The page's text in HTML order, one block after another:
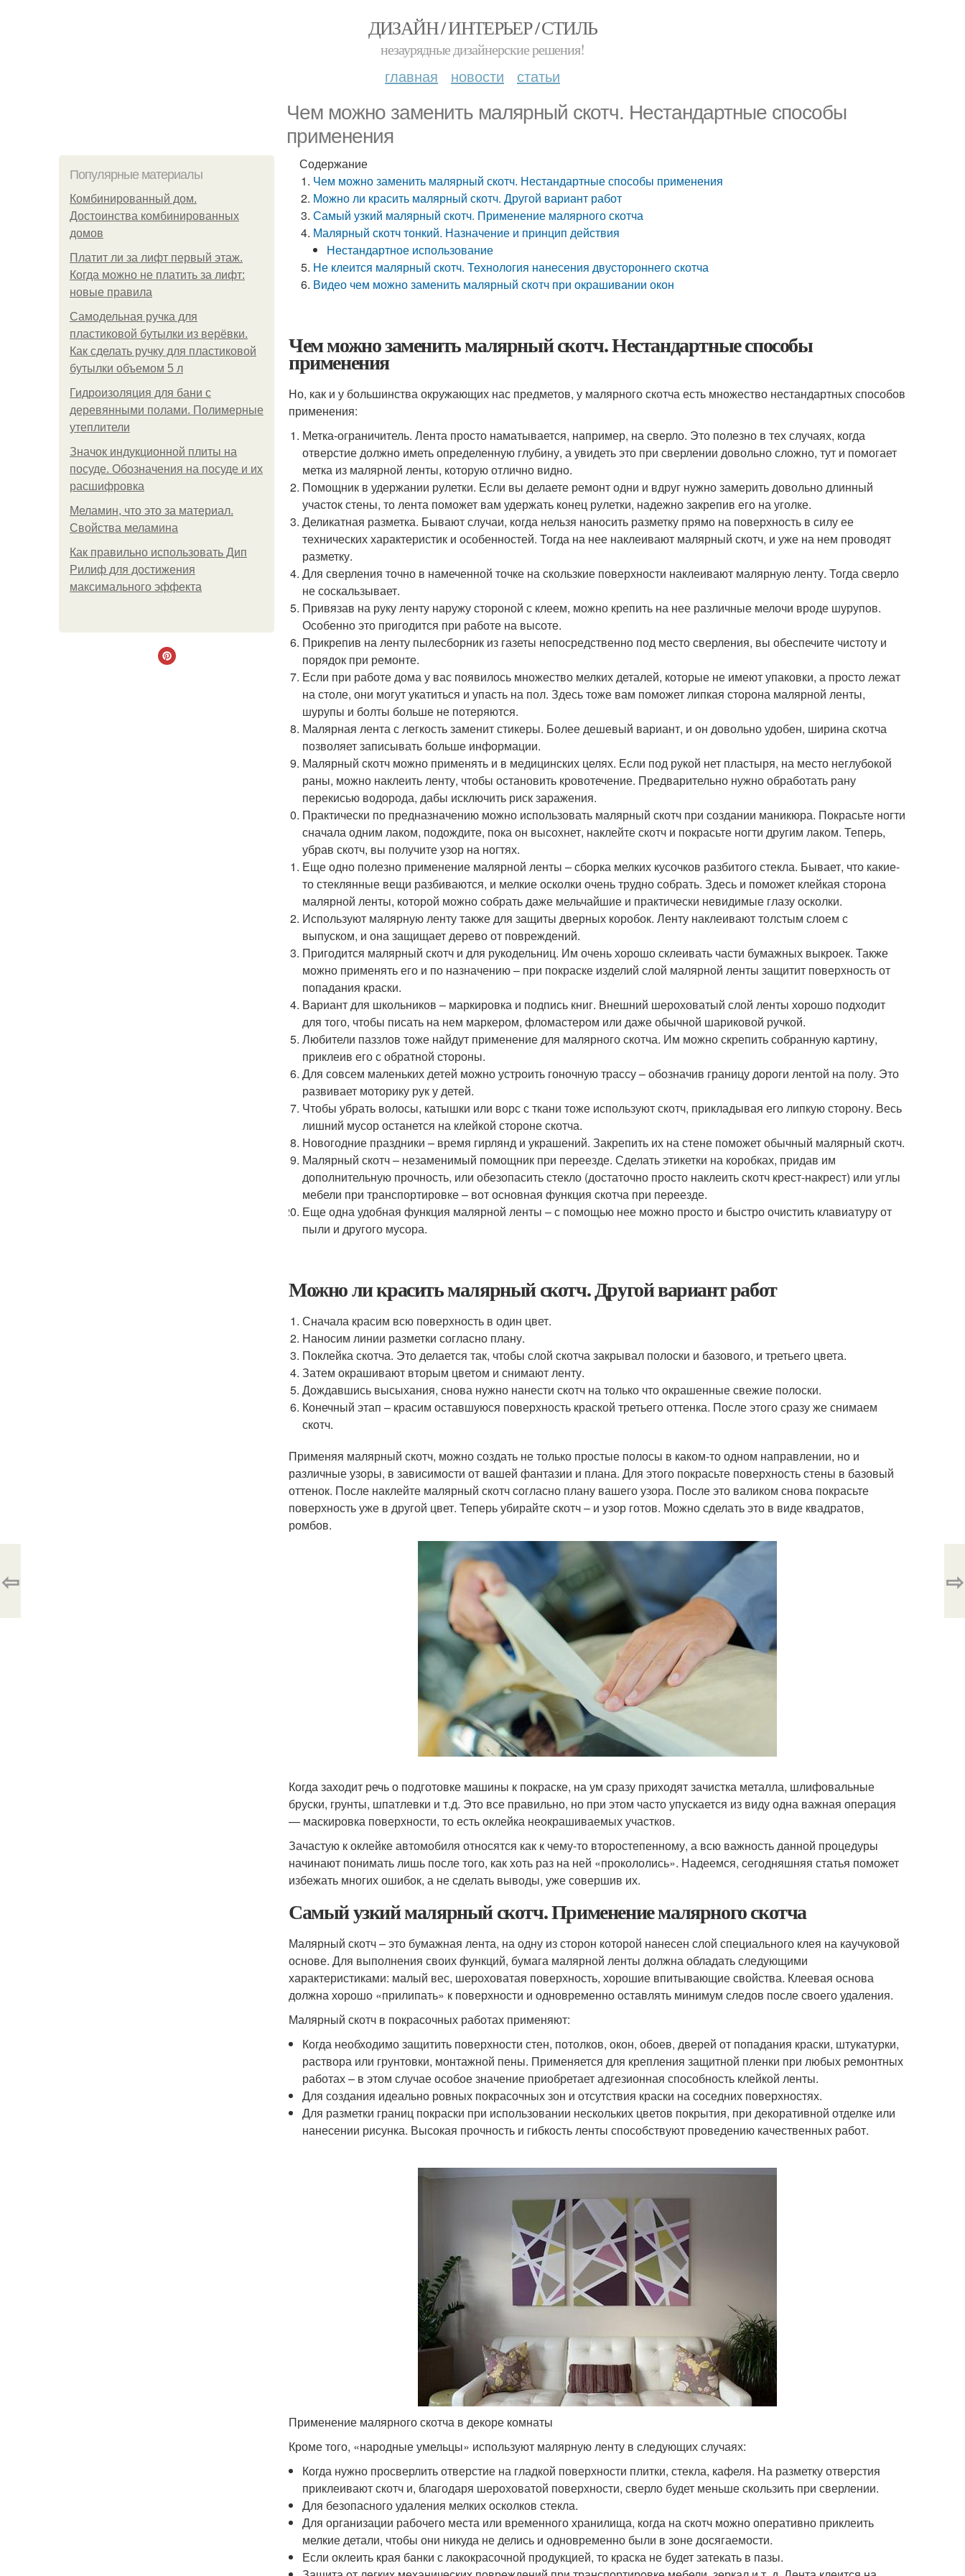
ДИЗАЙН / ИНТЕРЬЕР / СТИЛЬ
незаурядные дизайнерские решения!
главная новости статьи
Чем можно заменить малярный скотч. Нестандартные способы
применения
Популярные материалы
Комбинированный дом.
Достоинства комбинированных
домов
Платит ли за лифт первый этаж.
Когда можно не платить за лифт:
новые правила
Самодельная ручка для
пластиковой бутылки из верёвки.
Как сделать ручку для пластиковой
бутылки объемом 5 л
Гидроизоляция для бани с
деревянными полами. Полимерные
утеплители
Значок индукционной плиты на
посуде. Обозначения на посуде и их
расшифровка
Меламин, что это за материал.
Свойства меламина
Как правильно использовать Дип
Рилиф для достижения
максимального эффекта
Содержание
Чем можно заменить малярный скотч. Нестандартные способы применения
Можно ли красить малярный скотч. Другой вариант работ
Самый узкий малярный скотч. Применение малярного скотча
Малярный скотч тонкий. Назначение и принцип действия
Нестандартное использование
Не клеится малярный скотч. Технология нанесения двустороннего скотча
Видео чем можно заменить малярный скотч при окрашивании окон
Чем можно заменить малярный скотч. Нестандартные способы
применения
Но, как и у большинства окружающих нас предметов, у малярного скотча есть множество нестандартных способов
применения:
Метка-ограничитель. Лента просто наматывается, например, на сверло. Это полезно в тех случаях, когда
отверстие должно иметь определенную глубину, а увидеть это при сверлении довольно сложно, тут и помогает
метка из малярной ленты, которую отлично видно.
Помощник в удержании рулетки. Если вы делаете ремонт одни и вдруг нужно замерить довольно длинный
участок стены, то лента поможет вам удержать конец рулетки, надежно закрепив его на уголке.
Деликатная разметка. Бывают случаи, когда нельзя наносить разметку прямо на поверхность в силу ее
технических характеристик и особенностей. Тогда на нее наклеивают малярный скотч, и уже на нем проводят
разметку.
Для сверления точно в намеченной точке на скользкие поверхности наклеивают малярную ленту. Тогда сверло
не соскальзывает.
Привязав на руку ленту наружу стороной с клеем, можно крепить на нее различные мелочи вроде шурупов.
Особенно это пригодится при работе на высоте.
Прикрепив на ленту пылесборник из газеты непосредственно под место сверления, вы обеспечите чистоту и
порядок при ремонте.
Если при работе дома у вас появилось множество мелких деталей, которые не имеют упаковки, а просто лежат
на столе, они могут укатиться и упасть на пол. Здесь тоже вам поможет липкая сторона малярной ленты,
шурупы и болты больше не потеряются.
Малярная лента с легкость заменит стикеры. Более дешевый вариант, и он довольно удобен, ширина скотча
позволяет записывать больше информации.
Малярный скотч можно применять и в медицинских целях. Если под рукой нет пластыря, на место неглубокой
раны, можно наклеить ленту, чтобы остановить кровотечение. Предварительно нужно обработать рану
перекисью водорода, дабы исключить риск заражения.
Практически по предназначению можно использовать малярный скотч при создании маникюра. Покрасьте ногти
сначала одним лаком, подождите, пока он высохнет, наклейте скотч и покрасьте ногти другим лаком. Теперь,
убрав скотч, вы получите узор на ногтях.
Еще одно полезно применение малярной ленты – сборка мелких кусочков разбитого стекла. Бывает, что какие-
то стеклянные вещи разбиваются, и мелкие осколки очень трудно собрать. Здесь и поможет клейкая сторона
малярной ленты, которой можно собрать даже мельчайшие и практически невидимые глазу осколки.
Используют малярную ленту также для защиты дверных коробок. Ленту наклеивают толстым слоем с
выпуском, и она защищает дерево от повреждений.
Пригодится малярный скотч и для рукодельниц. Им очень хорошо склеивать части бумажных выкроек. Также
можно применять его и по назначению – при покраске изделий слой малярной ленты защитит поверхность от
попадания краски.
Вариант для школьников – маркировка и подпись книг. Внешний шероховатый слой ленты хорошо подходит
для того, чтобы писать на нем маркером, фломастером или даже обычной шариковой ручкой.
Любители паззлов тоже найдут применение для малярного скотча. Им можно скрепить собранную картину,
приклеив его с обратной стороны.
Для совсем маленьких детей можно устроить гоночную трассу – обозначив границу дороги лентой на полу. Это
развивает моторику рук у детей.
Чтобы убрать волосы, катышки или ворс с ткани тоже используют скотч, прикладывая его липкую сторону. Весь
лишний мусор останется на клейкой стороне скотча.
Новогодние праздники – время гирлянд и украшений. Закрепить их на стене поможет обычный малярный скотч.
Малярный скотч – незаменимый помощник при переезде. Сделать этикетки на коробках, придав им
дополнительную прочность, или обезопасить стекло (достаточно просто наклеить скотч крест-накрест) или углы
мебели при транспортировке – вот основная функция скотча при переезде.
Еще одна удобная функция малярной ленты – с помощью нее можно просто и быстро очистить клавиатуру от
пыли и другого мусора.
Можно ли красить малярный скотч. Другой вариант работ
Сначала красим всю поверхность в один цвет.
Наносим линии разметки согласно плану.
Поклейка скотча. Это делается так, чтобы слой скотча закрывал полоски и базового, и третьего цвета.
Затем окрашивают вторым цветом и снимают ленту.
Дождавшись высыхания, снова нужно нанести скотч на только что окрашенные свежие полоски.
Конечный этап – красим оставшуюся поверхность краской третьего оттенка. После этого сразу же снимаем
скотч.
Применяя малярный скотч, можно создать не только простые полосы в каком-то одном направлении, но и
различные узоры, в зависимости от вашей фантазии и плана. Для этого покрасьте поверхность стены в базовый
оттенок. После наклейте малярный скотч согласно плану вашего узора. После это валиком снова покрасьте
поверхность уже в другой цвет. Теперь убирайте скотч – и узор готов. Можно сделать это в виде квадратов,
ромбов.
Когда заходит речь о подготовке машины к покраске, на ум сразу приходят зачистка металла, шлифовальные
бруски, грунты, шпатлевки и т.д. Это все правильно, но при этом часто упускается из виду одна важная операция
— маскировка поверхности, то есть оклейка неокрашиваемых участков.
Зачастую к оклейке автомобиля относятся как к чему-то второстепенному, а всю важность данной процедуры
начинают понимать лишь после того, как хоть раз на ней «прокололись». Надеемся, сегодняшняя статья поможет
избежать многих ошибок, а не сделать выводы, уже совершив их.
Самый узкий малярный скотч. Применение малярного скотча
Малярный скотч – это бумажная лента, на одну из сторон которой нанесен слой специального клея на каучуковой
основе. Для выполнения своих функций, бумага малярной ленты должна обладать следующими
характеристиками: малый вес, шероховатая поверхность, хорошие впитывающие свойства. Клеевая основа
должна хорошо «прилипать» к поверхности и одновременно оставлять минимум следов после своего удаления.
Малярный скотч в покрасочных работах применяют:
Когда необходимо защитить поверхности стен, потолков, окон, обоев, дверей от попадания краски, штукатурки,
раствора или грунтовки, монтажной пены. Применяется для крепления защитной пленки при любых ремонтных
работах – в этом случае особое значение приобретает адгезионная способность клейкой ленты.
Для создания идеально ровных покрасочных зон и отсутствия краски на соседних поверхностях.
Для разметки границ покраски при использовании нескольких цветов покрытия, при декоративной отделке или
нанесении рисунка. Высокая прочность и гибкость ленты способствуют проведению качественных работ.
Применение малярного скотча в декоре комнаты
Кроме того, «народные умельцы» используют малярную ленту в следующих случаях:
Когда нужно просверлить отверстие на гладкой поверхности плитки, стекла, кафеля. На разметку отверстия
приклеивают скотч и, благодаря шероховатой поверхности, сверло будет меньше скользить при сверлении.
Для безопасного удаления мелких осколков стекла.
Для организации рабочего места или временного хранилища, когда на скотч можно оперативно приклеить
мелкие детали, чтобы они никуда не делись и одновременно были в зоне досягаемости.
Если оклеить края банки с лакокрасочной продукцией, то краска не будет затекать в пазы.
⇦ ⇨